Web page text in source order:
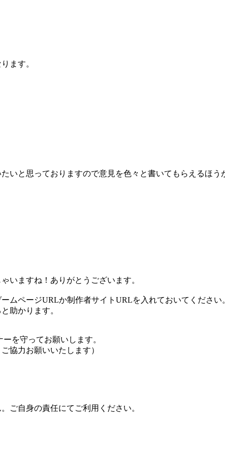
ます。
いと思っておりますので意見を色々と書いてもらえるほう
いますね！ありがとうございます。
ムページURLか制作者サイトURLを入れておいてください
助かります。
を守ってお願いします。
協力お願いいたします）
ご自身の責任にてご利用ください。